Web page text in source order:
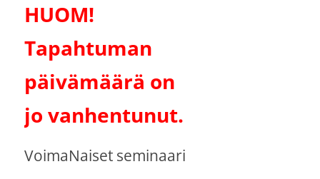
HUOM!
Tapahtuman
päivämäärä on
jo vanhentunut.
VoimaNaiset seminaari